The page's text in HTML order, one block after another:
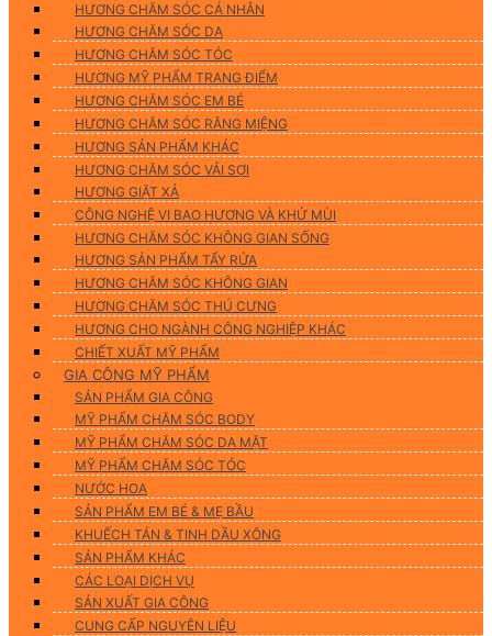
HƯƠNG CHĂM SÓC CÁ NHÂN
HƯƠNG CHĂM SÓC DA
HƯƠNG CHĂM SÓC TÓC
HƯƠNG MỸ PHẨM TRANG ĐIỂM
HƯƠNG CHĂM SÓC EM BÉ
HƯƠNG CHĂM SÓC RĂNG MIỆNG
HƯƠNG SẢN PHẨM KHÁC
HƯƠNG CHĂM SÓC VẢI SỢI
HƯƠNG GIẶT XẢ
CÔNG NGHỆ VI BAO HƯƠNG VÀ KHỬ MÙI
HƯƠNG CHĂM SÓC KHÔNG GIAN SỐNG
HƯƠNG SẢN PHẨM TẨY RỬA
HƯƠNG CHĂM SÓC KHÔNG GIAN
HƯƠNG CHĂM SÓC THÚ CƯNG
HƯƠNG CHO NGÀNH CÔNG NGHIỆP KHÁC
CHIẾT XUẤT MỸ PHẨM
GIA CÔNG MỸ PHẨM
SẢN PHẨM GIA CÔNG
MỸ PHẨM CHĂM SÓC BODY
MỸ PHẨM CHĂM SÓC DA MẶT
MỸ PHẨM CHĂM SÓC TÓC
NƯỚC HOA
SẢN PHẨM EM BÉ & MẸ BẦU
KHUẾCH TÁN & TINH DẦU XÔNG
SẢN PHẨM KHÁC
CÁC LOẠI DỊCH VỤ
SẢN XUẤT GIA CÔNG
CUNG CẤP NGUYÊN LIỆU